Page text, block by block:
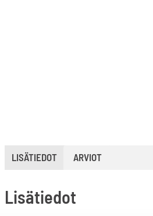
LISÄTIEDOT ARVIOT
Lisätiedot